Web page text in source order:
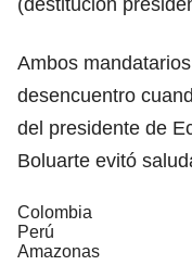
Ambos
desencuentro
del presidente de
Boluarte evitó
Colombia
Perú
Amazonas